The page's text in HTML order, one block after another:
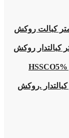
3.15 میلیمتر کبالت روکش
میلیمتر کبالتدار روکش
مته مرغک 5 میلیمتر HSSCO5%
کبالتدار .روکش